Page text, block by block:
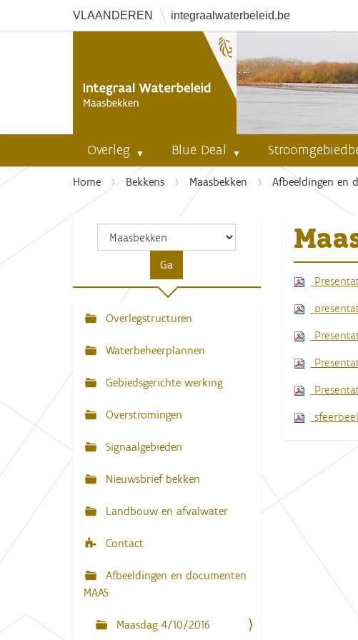
VLAANDEREN integraalwaterbeleid.be
Overleg Blue Deal
U
e
Home Bekkens Maasbekken Afbeeldingen en
N
a
i
g
t
Overlegstructuren
Waterbeheerplannen
Gebiedsgerichte werking
Overstromingen
Signaalgebieden
Nieuwsbrief bekken
Landbouw en afvalwater
Contact
Afbeeldingen en documenten
MAAS
Maasdag 4/10/2016